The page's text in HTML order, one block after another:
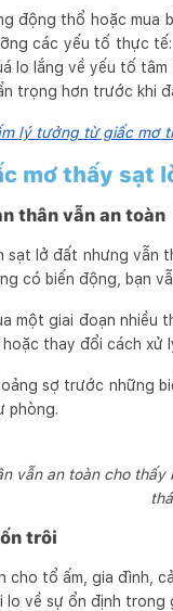
động thổ hoặc
các yếu tố thực
lo lắng về yếu tố
trọng hơn trước khi
lý tưởng từ giấc mơ
mơ thấy sạt
thân vẫn an toàn
sạt lở đất nhưng
có biến động, bạn
một giai đoạn nhiều
thay đổi cách xử
sợ trước những
phòng.
vẫn an toàn cho
trôi
cho tổ ấm, gia đình,
về sự ổn định trong